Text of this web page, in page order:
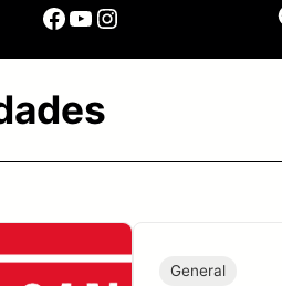
Facebook
YouTube
Instagram
General